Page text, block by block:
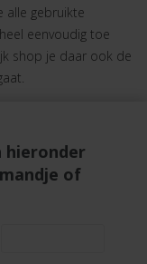
alle gebruikte
eenvoudig toe
shop je daar ook de
hieronder
of